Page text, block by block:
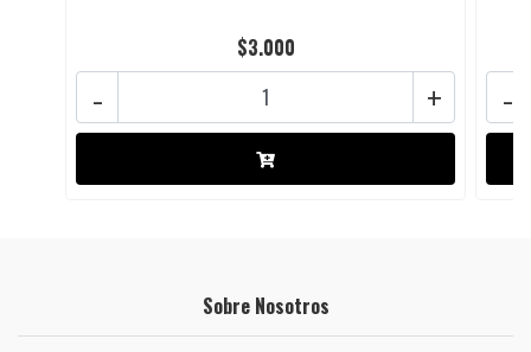
$3.000
+
- -
Sobre Nosotros